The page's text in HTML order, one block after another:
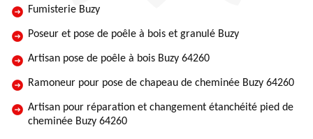
Fumisterie Buzy
Poseur et pose de poêle à bois et granulé Buzy
Artisan pose de poêle à bois Buzy 64260
Ramoneur pour pose de chapeau de cheminée Buzy 64260
Artisan pour réparation et changement étanchéité pied de
cheminée Buzy 64260